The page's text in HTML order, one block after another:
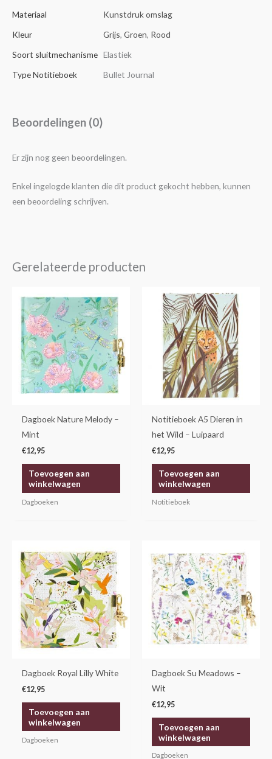
Materiaal
Kunstdruk omslag
Kleur
Grijs, Groen, Rood
Soort sluitmechanisme Elastiek
Type Notitieboek
Bullet Journal
Beoordelingen (0)
Er zijn nog geen beoordelingen.
Enkel ingelogde klanten die dit product gekocht hebben, kunnen
een beoordeling schrijven.
Gerelateerde producten
Dagboek Nature Melody –
Mint
€12,95
Toevoegen aan
winkelwagen
Dagboeken
Notitieboek A5 Dieren in
het Wild – Luipaard
€12,95
Toevoegen aan
winkelwagen
Notitieboek
Dagboek Royal Lilly White
€12,95
Toevoegen aan
winkelwagen
Dagboeken
Dagboek Su Meadows –
Wit
€12,95
Toevoegen aan
winkelwagen
Dagboeken